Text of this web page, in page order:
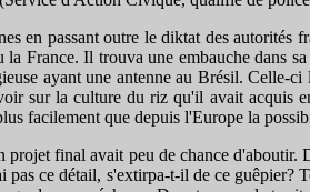
en passant outre le diktat des
France. Il trouva une embauche dans
ayant une antenne au Brésil. Celle-
sur la culture du riz qu'il avait acquis
facilement que depuis l'Europe la
final avait peu de chance
ce détail, s'extirpa-t-il de ce guêpier?